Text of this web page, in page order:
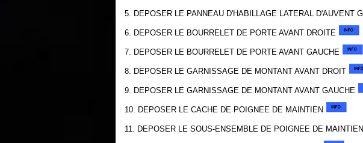
5. DEPOSER LE PANNEAU D'HABILLAGE LATERAL D'AUVENT
6. DEPOSER LE BOURRELET DE PORTE AVANT DROITE
7. DEPOSER LE BOURRELET DE PORTE AVANT GAUCHE
8. DEPOSER LE GARNISSAGE DE MONTANT AVANT DROIT
9. DEPOSER LE GARNISSAGE DE MONTANT AVANT GAUCHE
10. DEPOSER LE CACHE DE POIGNEE DE MAINTIEN
11. DEPOSER LE SOUS-ENSEMBLE DE POIGNEE DE MAINTIEN